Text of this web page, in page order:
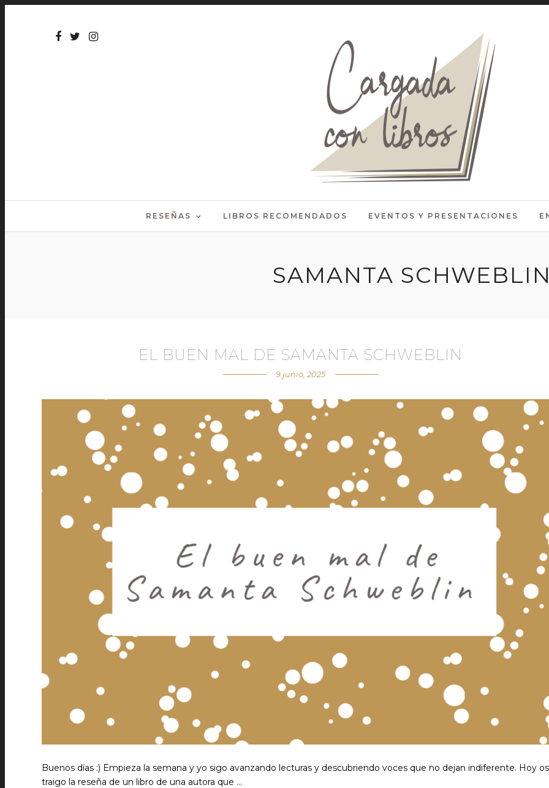
RESEÑAS LIBROS RECOMENDADOS EVENTOS Y PRESENTACIONES
SAMANTA
EL BUEN MAL DE SAMANTA SCHWEBLIN
9 junio, 2025
Buenos días :) Empieza la semana y yo sigo avanzando lecturas y descubriendo voces que no dejan indiferente. Hoy os
traigo la reseña de un libro de una autora que …